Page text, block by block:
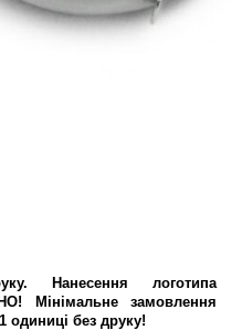
Нанесення логотипа
Мінімальне замовлення
одиниці без друку!